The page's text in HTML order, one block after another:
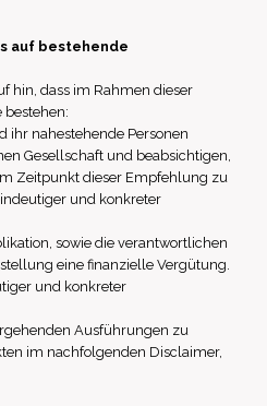
auf bestehende
hin, dass im Rahmen dieser
bestehen:
ihr nahestehende Personen
Gesellschaft und beabsichtigen,
Zeitpunkt dieser Empfehlung zu
und konkreter
sowie die verantwortlichen
eine finanzielle Vergütung.
und konkreter
Ausführungen zu
im nachfolgenden Disclaimer,